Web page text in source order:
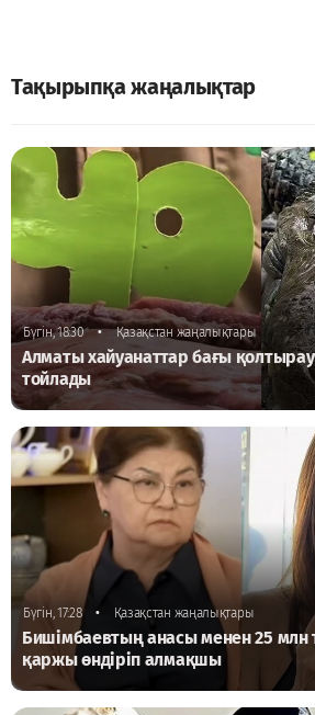
Тақырыпқа жаңалықтар
Бүгін, 18:30 • Қазақстан жаңалықтары
Алматы хайуанаттар бағы
тойлады
Бүгін, 17:28 • Қазақстан жаңалықтары
Бишімбаевтың анасы менен 25 млн
қаржы өндіріп алмақшы